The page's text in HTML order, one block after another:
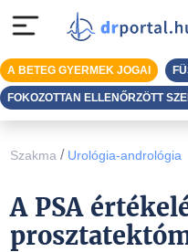
Szakma / Urológia-andrológia
A PSA
A BETEG GYERMEK JOGAI
FOKOZOTTAN ELLENŐRZÖTT